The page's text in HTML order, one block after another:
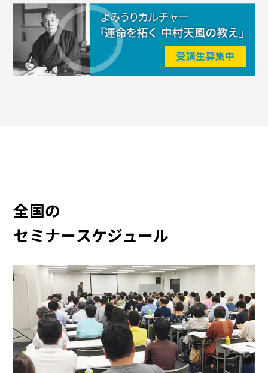
全国の
セミナースケジュール